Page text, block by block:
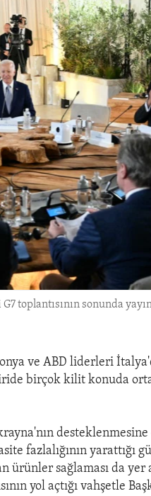
toplantısının sonunda
ve ABD liderleri
birçok kilit konuda
fazlalığının yarattığı
ürünler sağlaması da yer
yol açtığı vahşetle